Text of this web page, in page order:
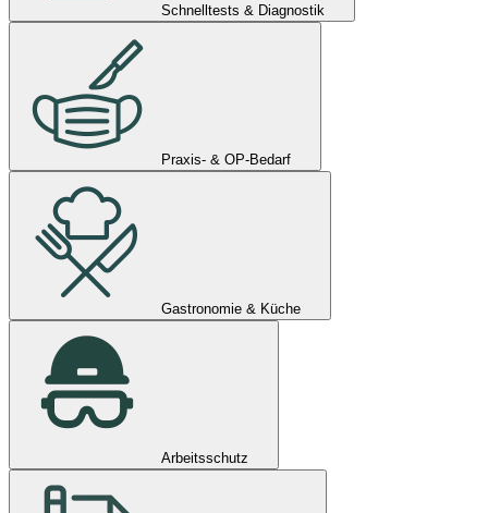
Schnelltests & Diagnostik
Praxis- & OP-Bedarf
Gastronomie & Küche
Arbeitsschutz